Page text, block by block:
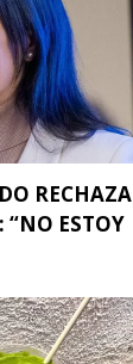
RECHAZA
“NO ESTOY